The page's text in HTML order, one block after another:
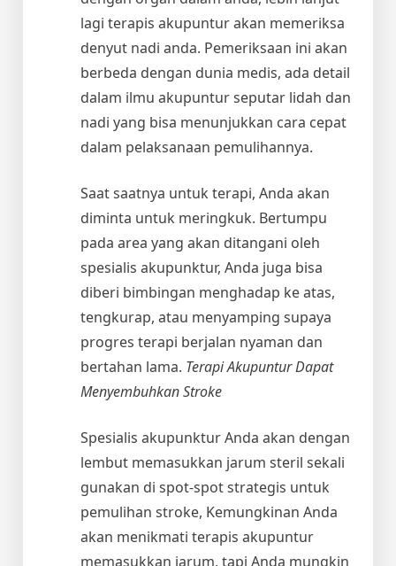
lagi terapis akupuntur akan memeriksa
denyut nadi anda. Pemeriksaan ini akan
berbeda dengan dunia medis, ada detail
dalam ilmu akupuntur seputar lidah dan
nadi yang bisa menunjukkan cara cepat
dalam pelaksanaan pemulihannya.
Saat saatnya untuk terapi, Anda akan
diminta untuk meringkuk. Bertumpu
pada area yang akan ditangani oleh
spesialis akupunktur, Anda juga bisa
diberi bimbingan menghadap ke atas,
tengkurap, atau menyamping supaya
progres terapi berjalan nyaman dan
bertahan lama. Terapi Akupuntur Dapat
Menyembuhkan Stroke
Spesialis akupunktur Anda akan dengan
lembut memasukkan jarum steril sekali
gunakan di spot-spot strategis untuk
pemulihan stroke, Kemungkinan Anda
akan menikmati terapis akupuntur
memasukkan jarum, tapi Anda mungkin